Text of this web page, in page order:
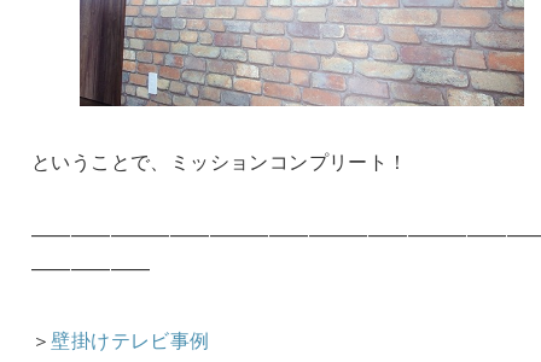
ということで、ミッションコンプリート！
——————
＞ 壁掛けテレビ事例